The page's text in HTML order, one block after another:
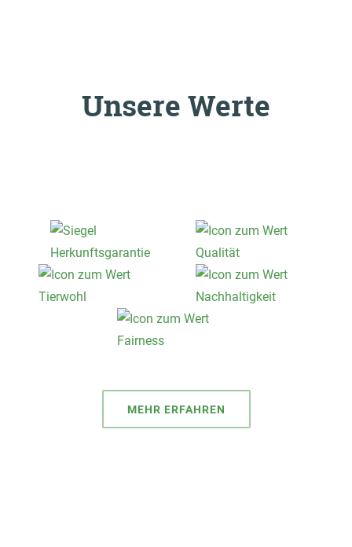
Unsere Werte
MEHR ERFAHREN